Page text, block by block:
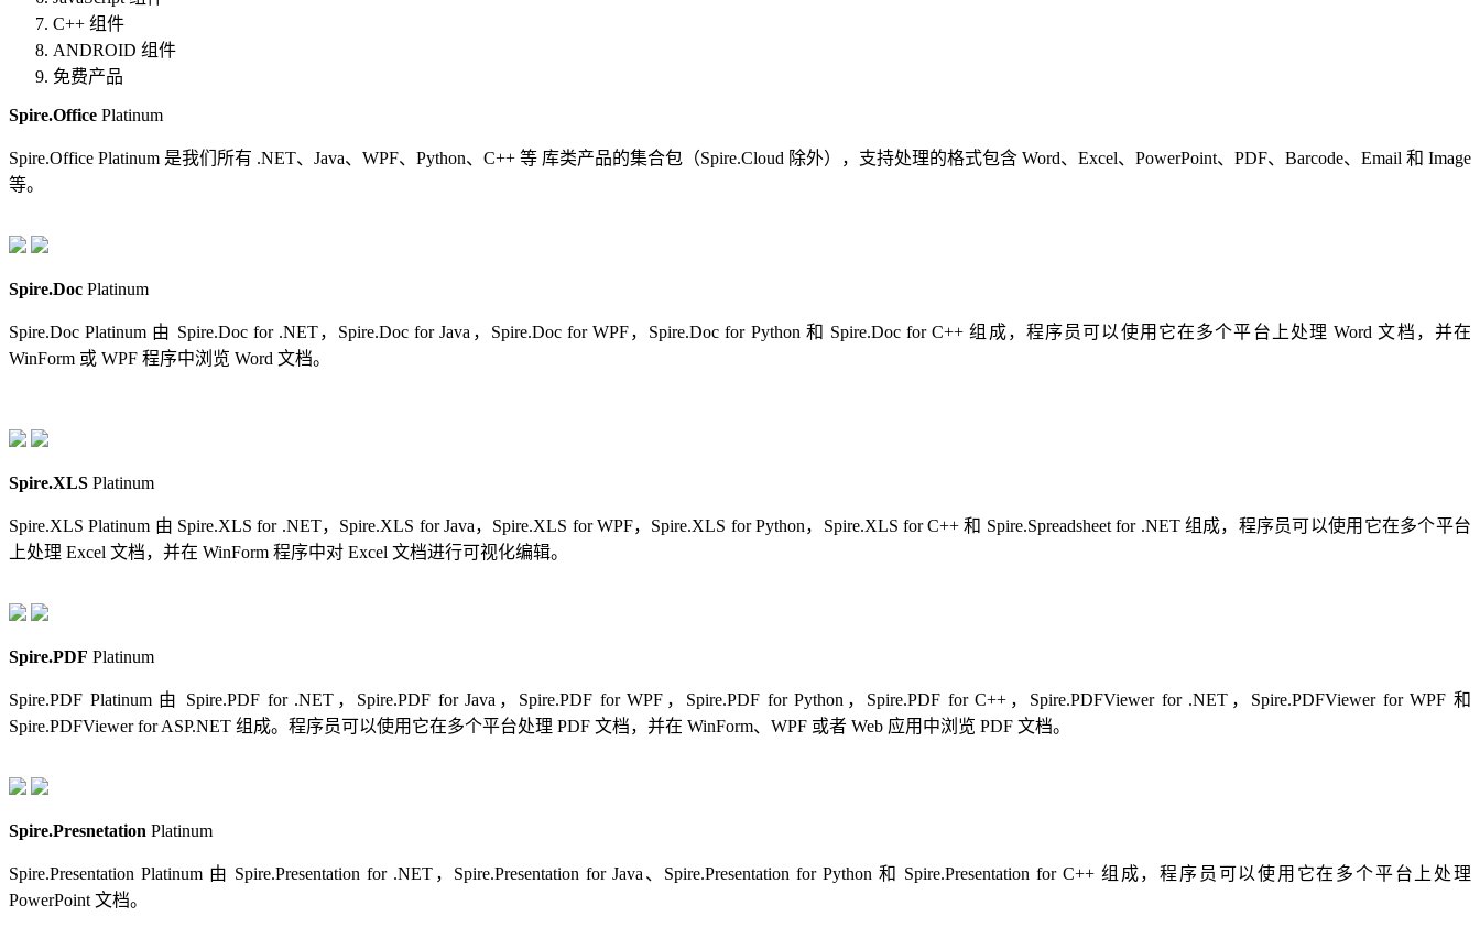
C++ 组件
ANDROID 组件
免费产品
Spire.Office Platinum
Spire.Office Platinum 是我们所有 .NET、Java、WPF、Python、C++ 等 库类产品的集合包（Spire.Cloud 除外），支持处理的格式包含 Word、Excel、PowerPoint、PDF、Barcode、Email 和 Image
等。
Spire.Doc Platinum
Spire.Doc Platinum 由 Spire.Doc for .NET，Spire.Doc for Java，Spire.Doc for WPF，Spire.Doc for Python 和 Spire.Doc for C++ 组成，程序员可以使用它在多个平台上处理 Word 文档，并在
WinForm 或 WPF 程序中浏览 Word 文档。
Spire.XLS Platinum
Spire.XLS Platinum 由 Spire.XLS for .NET，Spire.XLS for Java，Spire.XLS for WPF，Spire.XLS for Python，Spire.XLS for C++ 和 Spire.Spreadsheet for .NET 组成，程序员可以使用它在多个平台
上处理 Excel 文档，并在 WinForm 程序中对 Excel 文档进行可视化编辑。
Spire.PDF Platinum
Spire.PDF Platinum 由 Spire.PDF for .NET，Spire.PDF for Java，Spire.PDF for WPF，Spire.PDF for Python，Spire.PDF for C++，Spire.PDFViewer for .NET，Spire.PDFViewer for WPF 和
Spire.PDFViewer for ASP.NET 组成。程序员可以使用它在多个平台处理 PDF 文档，并在 WinForm、WPF 或者 Web 应用中浏览 PDF 文档。
Spire.Presnetation Platinum
Spire.Presentation Platinum 由 Spire.Presentation for .NET，Spire.Presentation for Java、Spire.Presentation for Python 和 Spire.Presentation for C++ 组成，程序员可以使用它在多个平台上处理
PowerPoint 文档。